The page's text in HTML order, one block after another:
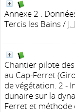
Annexe 2 :
Tercis les Bains /
Chantier pilote
au Cap-Ferret
de végétation. 2 -
dunaire sur la
Ferret et méthode